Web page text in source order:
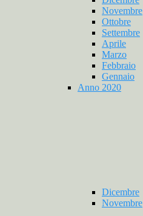
Novembre
Ottobre
Settembre
Aprile
Marzo
Febbraio
Gennaio
Anno 2020
Dicembre
Novembre